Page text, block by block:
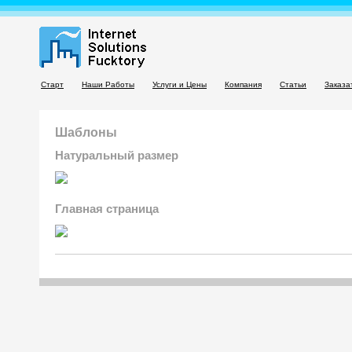
Старт Наши Работы Услуги и Цены Компания Статьи
Шаблоны
Натуральный размер
Главная страница